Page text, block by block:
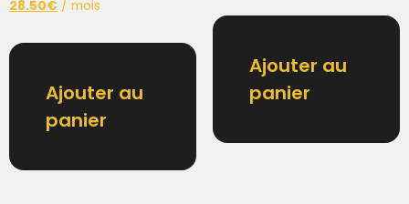
28.50€ / mois
Ajouter au
panier
Ajouter au
panier